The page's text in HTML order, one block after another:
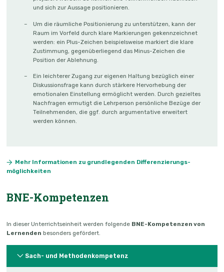
und sich zur Aussage positionieren.
Um die räumliche Positionierung zu unterstützen, kann der
Raum im Vorfeld durch klare Markierungen gekennzeichnet
werden: ein Plus-Zeichen beispielsweise markiert die klare
Zustimmung, gegenüberliegend das Minus-Zeichen die
Position der Ablehnung.
Ein leichterer Zugang zur eigenen Haltung bezüglich einer
Diskussionsfrage kann durch stärkere Hervorhebung der
emotionalen Einstellung ermöglicht werden. Durch gezieltes
Nachfragen ermutigt die Lehrperson persönliche Bezüge der
Teilnehmenden, die ggf. durch argumentative erweitert
werden können.
Mehr Informationen zu grundlegenden Differenzierungs­
möglichkeiten
BNE-Kompetenzen
In dieser Unterrichtseinheit werden folgende BNE-Kompetenzen von
Lernenden besonders gefördert.
Sach- und Methodenkompetenz